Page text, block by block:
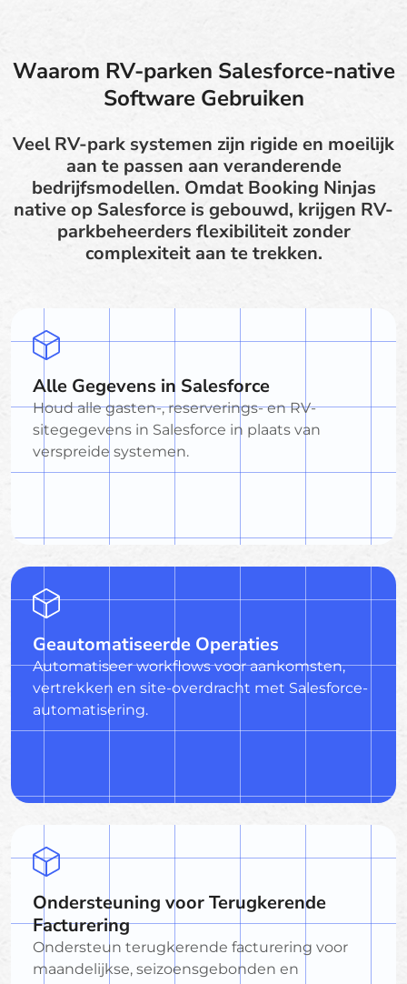
Waarom RV-parken Salesforce-native
Software Gebruiken
Veel RV-park systemen zijn rigide en moeilijk
aan te passen aan veranderende
bedrijfsmodellen. Omdat Booking Ninjas
native op Salesforce is gebouwd, krijgen RV-
parkbeheerders flexibiliteit zonder
complexiteit aan te trekken.
Alle Gegevens in Salesforce
Houd alle gasten-, reserverings- en RV-
sitegegevens in Salesforce in plaats van
verspreide systemen.
Geautomatiseerde Operaties
Automatiseer workflows voor aankomsten,
vertrekken en site-overdracht met Salesforce-
automatisering.
Ondersteuning voor Terugkerende
Facturering
Ondersteun terugkerende facturering voor
maandelijkse, seizoensgebonden en